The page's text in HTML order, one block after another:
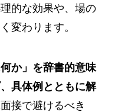
的な効果や、場の
変わります。
何か」を辞書的意味
具体例とともに解
接で避けるべき